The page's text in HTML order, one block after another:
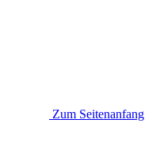
Zum Seitenanfang